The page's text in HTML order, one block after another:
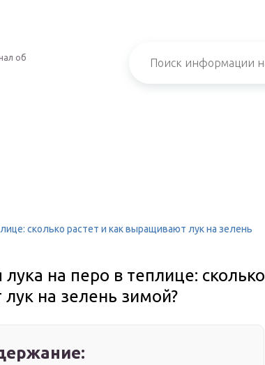
об
сколько растет и как выращивают лук на зелень
на перо в теплице: сколько
на зелень зимой?